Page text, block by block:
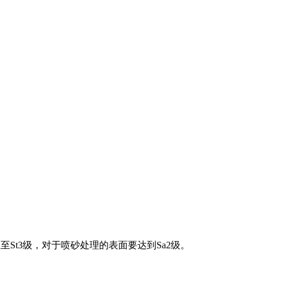
级，对于喷砂处理的表面要达到Sa2级。